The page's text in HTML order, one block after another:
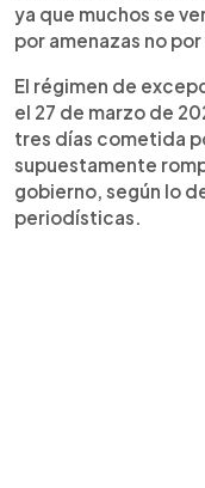
ya que muchos se
por amenazas no
El régimen de
el 27 de marzo de
tres días cometida
supuestamente
gobierno, según lo
periodísticas.